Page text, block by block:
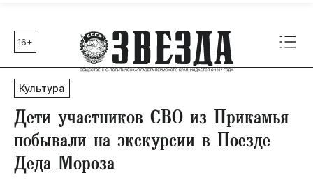
Главные темы
80 лет Победы
Молодежная столица РФ
СВО
Выборы в Пермском крае
Социальная поддержка
Инфраструктура
16+
Культура
​Дети участников СВО из Прикамья
побывали на экскурсии в Поезде
Деда Мороза